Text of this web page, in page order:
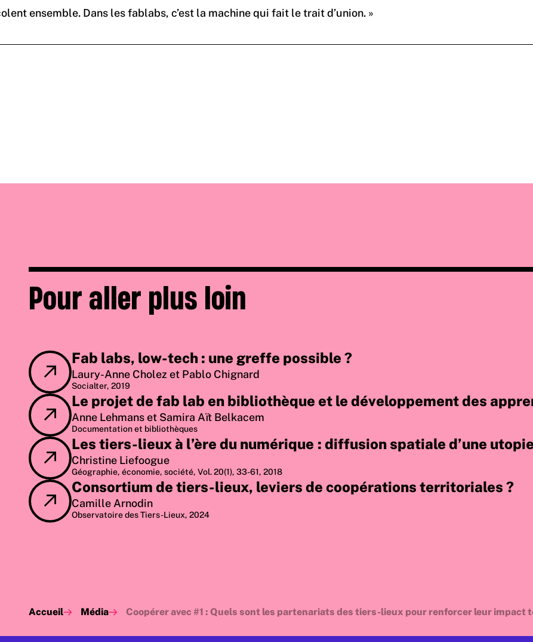
ensemble. Dans les fablabs, c’est la machine qui fait le trait d’union. »
Pour aller plus loin
Fab labs, low-tech : une greffe possible ?
Laury-Anne Cholez et Pablo Chignard
Socialter, 2019
Le projet de fab lab en bibliothèque et le développement des
Anne Lehmans et Samira Aït Belkacem
Documentation et bibliothèques
Les tiers-lieux à l’ère du numérique : diffusion spatiale d’une
Christine Liefoogue
Géographie, économie, société, Vol. 20(1), 33-61, 2018
Consortium de tiers-lieux, leviers de coopérations territoriales ?
Camille Arnodin
Observatoire des Tiers-Lieux, 2024
Accueil Média Coopérer avec #1 : Quels sont les partenariats des tiers-lieux pour renforcer leur impact